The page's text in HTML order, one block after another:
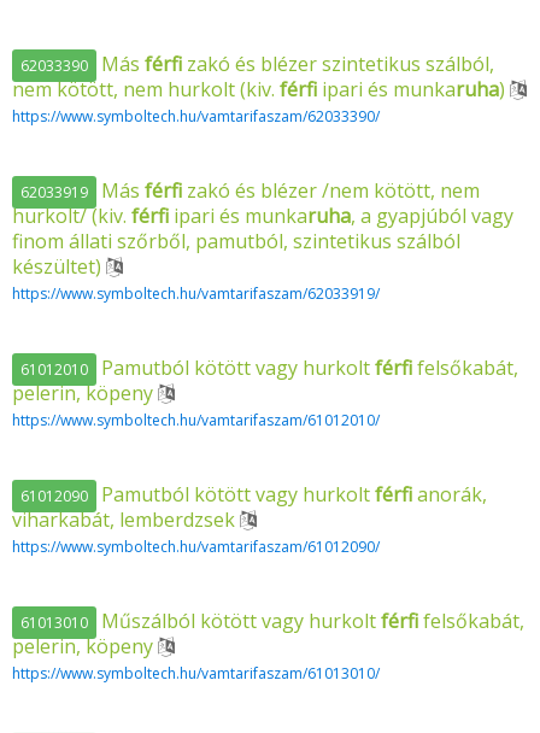
62033390 Másférfi zakó és blézer szintetikus szálból,
nem kötött, nem hurkolt (kiv. férfi ipari és munkaruha)
https://www.symboltech.hu/vamtarifaszam/62033390/
62033919 Másférfi zakó és blézer /nem kötött, nem
hurkolt/ (kiv. férfi ipari és munkaruha, a gyapjúból vagy
finom állati szőrből, pamutból, szintetikus szálból
készültet)
https://www.symboltech.hu/vamtarifaszam/62033919/
61012010 Pamutból kötött vagy hurkoltférfifelsőkabát,
pelerin, köpeny
https://www.symboltech.hu/vamtarifaszam/61012010/
61012090 Pamutból kötött vagy hurkoltférfianorák,
viharkabát, lemberdzsek
https://www.symboltech.hu/vamtarifaszam/61012090/
61013010 Műszálból kötött vagy hurkoltférfifelsőkabát,
pelerin, köpeny
https://www.symboltech.hu/vamtarifaszam/61013010/